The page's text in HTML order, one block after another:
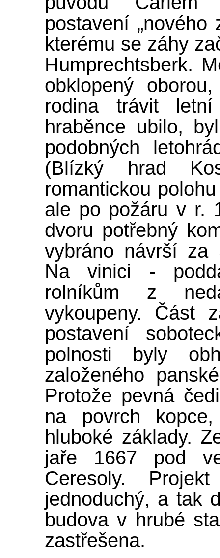
postavení
kterému se záhy
Humprechtsberk.
obklopený
rodina trávit
hraběnce ubilo,
podobných
(Blízký hrad
romantickou
ale po požáru v r.
dvoru potřebný
vybráno návrší za
Na vinici -
rolníkům z
vykoupeny. Část
postavení
polnosti byly
založeného
Protože pevná
na povrch
hluboké základy.
jaře 1667 pod
Ceresoly.
jednoduchý, a tak
budova v hrubé
zastřešena.